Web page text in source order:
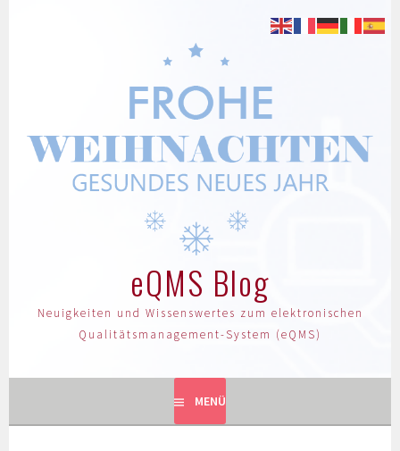
eQMS Blog
Neuigkeiten und Wissenswertes zum elektronischen
Qualitätsmanagement-System (eQMS)
MENÜ